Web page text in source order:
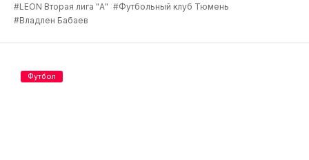
#LEON Вторая лига "А" #Футбольный клуб Тюмень
#Владлен Бабаев
Футбол